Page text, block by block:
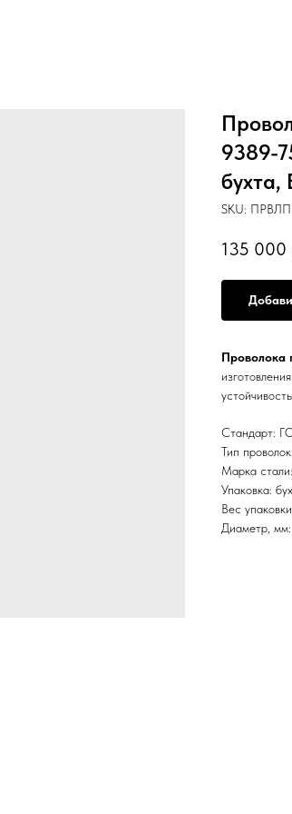
9389-
бухта,
SKU:
135 000
Проволока
Стандарт:
Тип
Марка
Упаковка:
Вес
Диаметр,